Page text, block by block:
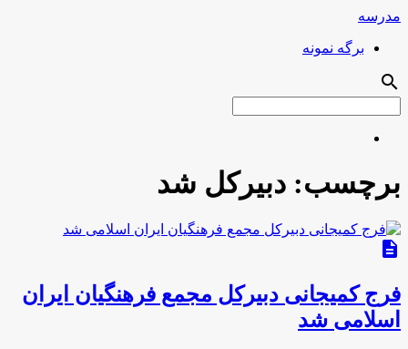
مدرسه
برگه نمونه
search
برچسب: دبیرکل شد
description
فرج کمیجانی دبیرکل مجمع فرهنگیان ایران
اسلامی شد